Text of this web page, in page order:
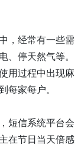
，经常有一些需
、停天然气等。
用过程中出现麻
每家每户。
短信系统平台会
在节日当天倍感